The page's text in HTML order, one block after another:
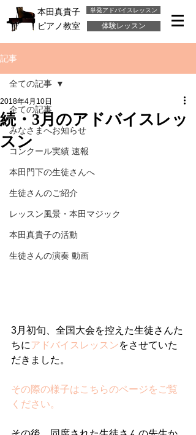
単発アドバイスレッスン
本田真貴子
ピアノ教室
体験レッスン
記事
全ての記事
みなさまへお知らせ
コンクール実績 速報
本田門下の生徒さんへ
生徒さんのご紹介
レッスン風景・本田マジック
本田真貴子の活動
生徒さんの演奏 動画
全ての記事
続・3月のアドバイスレッ
スン
2018年4月10日
3月初旬、全国大会を控えた生徒さんた
ちにアドバイスレッスンをさせていた
だきました。
その際の様子はこちらのページをご覧
ください。